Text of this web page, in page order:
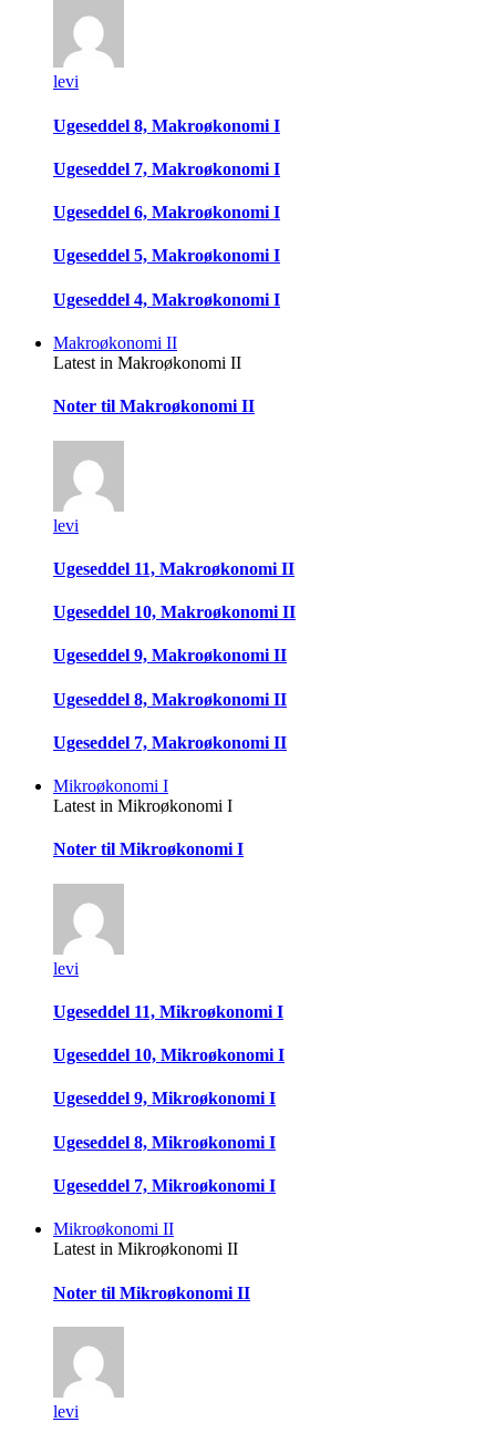
levi
Ugeseddel 8, Makroøkonomi I
Ugeseddel 7, Makroøkonomi I
Ugeseddel 6, Makroøkonomi I
Ugeseddel 5, Makroøkonomi I
Ugeseddel 4, Makroøkonomi I
Makroøkonomi II
Latest in Makroøkonomi II
Noter til Makroøkonomi II
levi
Ugeseddel 11, Makroøkonomi II
Ugeseddel 10, Makroøkonomi II
Ugeseddel 9, Makroøkonomi II
Ugeseddel 8, Makroøkonomi II
Ugeseddel 7, Makroøkonomi II
Mikroøkonomi I
Latest in Mikroøkonomi I
Noter til Mikroøkonomi I
levi
Ugeseddel 11, Mikroøkonomi I
Ugeseddel 10, Mikroøkonomi I
Ugeseddel 9, Mikroøkonomi I
Ugeseddel 8, Mikroøkonomi I
Ugeseddel 7, Mikroøkonomi I
Mikroøkonomi II
Latest in Mikroøkonomi II
Noter til Mikroøkonomi II
levi